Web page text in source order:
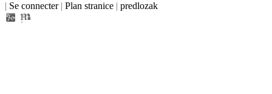
| Se connecter| Plan stranice | predlozak